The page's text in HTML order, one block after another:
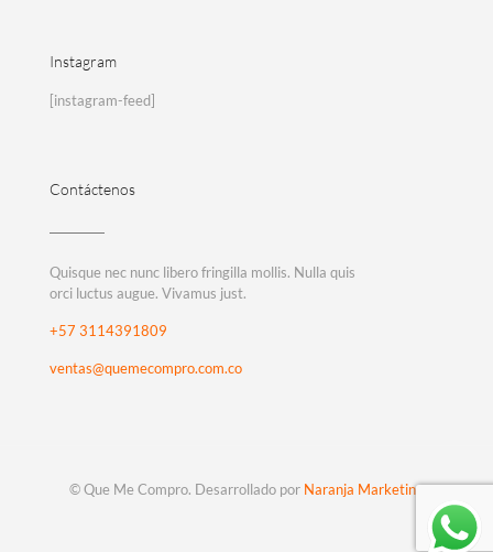
Instagram
[instagram-feed]
Contáctenos
Quisque nec nunc libero fringilla mollis. Nulla quis
orci luctus augue. Vivamus just.
+57 3114391809
ventas@quemecompro.com.co
© Que Me Compro. Desarrollado por Naranja Marketing